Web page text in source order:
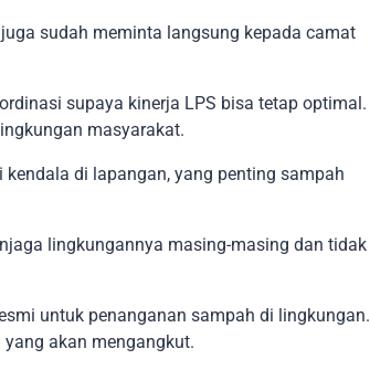
sudah meminta langsung kepada camat
supaya kinerja LPS bisa tetap optimal.
masyarakat.
di lapangan, yang penting sampah
lingkungannya masing-masing dan tidak
untuk penanganan sampah di lingkungan.
akan mengangkut.